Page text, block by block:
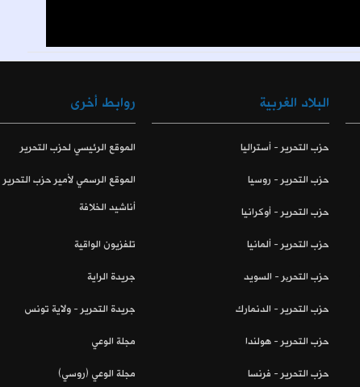
البلاد الغربية
حزب التحرير - أستراليا
حزب التحرير - روسيا
حزب التحرير - أوكرانيا
حزب التحرير - ألمانيا
حزب التحریر - السويد
حزب التحرير - الدنمارك
حزب التحرير - هولندا
حزب التحرير - فرنسا
روابط أخرى
الموقع الرئيسي لحزب التحرير
الموقع الرسمي لأمير حزب التحرير
أناشيد الخلافة
تلفزيون الواقية
جريدة الراية
جريدة التحرير - ولاية تونس
مجلة الوعي
مجلة الوعي (روسي)